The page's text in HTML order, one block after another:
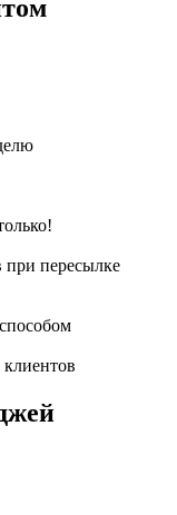
при пересылке